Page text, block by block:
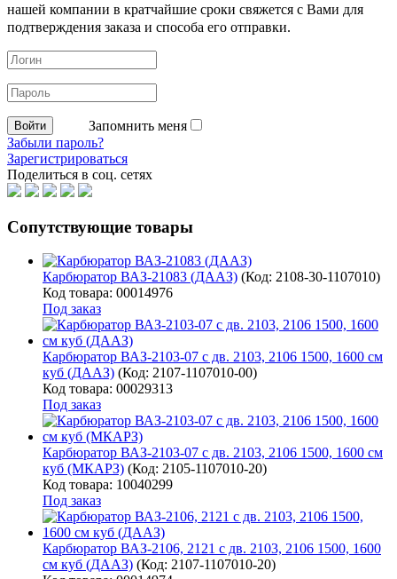
нашей компании в кратчайшие сроки свяжется с Вами для
подтверждения заказа и способа его отправки.
Запомнить меня
Забыли пароль?
Зарегистрироваться
Поделиться в соц. сетях
Сопутствующие товары
Карбюратор ВАЗ-21083 (ДААЗ) (Код: 2108-30-1107010)
Код товара: 00014976
Под заказ
Карбюратор ВАЗ-2103-07 с дв. 2103, 2106 1500, 1600 см
куб (ДААЗ) (Код: 2107-1107010-00)
Код товара: 00029313
Под заказ
Карбюратор ВАЗ-2103-07 с дв. 2103, 2106 1500, 1600 см
куб (МКАРЗ) (Код: 2105-1107010-20)
Код товара: 10040299
Под заказ
Карбюратор ВАЗ-2106, 2121 с дв. 2103, 2106 1500, 1600
см куб (ДААЗ) (Код: 2107-1107010-20)